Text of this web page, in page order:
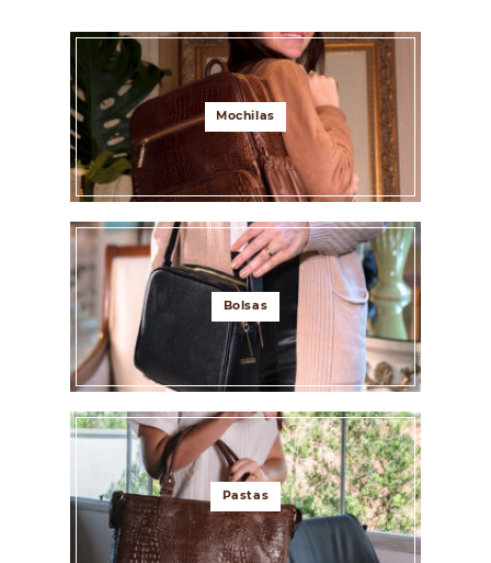
Mochilas
Bolsas
Pastas